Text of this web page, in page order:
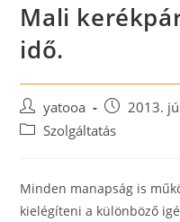
Mali
idő.
Post
author:
yatooa
Post
published:
2013.
PostSzolgáltatás
Minden manapság is
kielégíteni a különböző